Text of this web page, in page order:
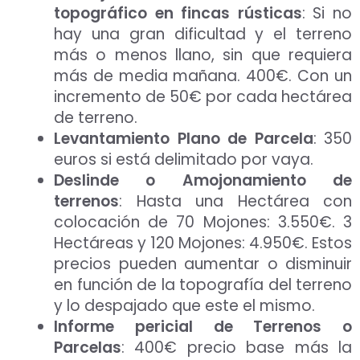
topográfico en fincas rústicas: Si no
hay una gran dificultad y el terreno
más o menos llano, sin que requiera
más de media mañana. 400€. Con un
incremento de 50€ por cada hectárea
de terreno.
Levantamiento Plano de Parcela: 350
euros si está delimitado por vaya.
Deslinde o Amojonamiento de
terrenos: Hasta una Hectárea con
colocación de 70 Mojones: 3.550€. 3
Hectáreas y 120 Mojones: 4.950€. Estos
precios pueden aumentar o disminuir
en función de la topografía del terreno
y lo despajado que este el mismo.
Informe pericial de Terrenos o
Parcelas: 400€ precio base más la